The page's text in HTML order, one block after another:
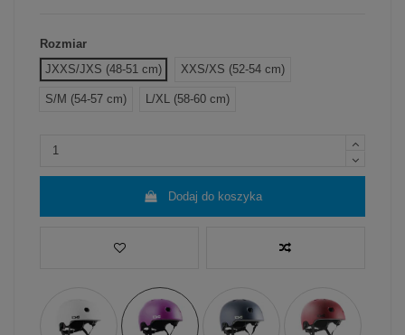
Rozmiar
JXXS/JXS (48-51 cm)
XXS/XS (52-54 cm)
S/M (54-57 cm) L/XL (58-60 cm)
Dodaj do koszyka